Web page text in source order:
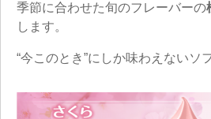
季節に合わせた旬のフレーバーの
します。
“今このとき”にしか味わえないソ